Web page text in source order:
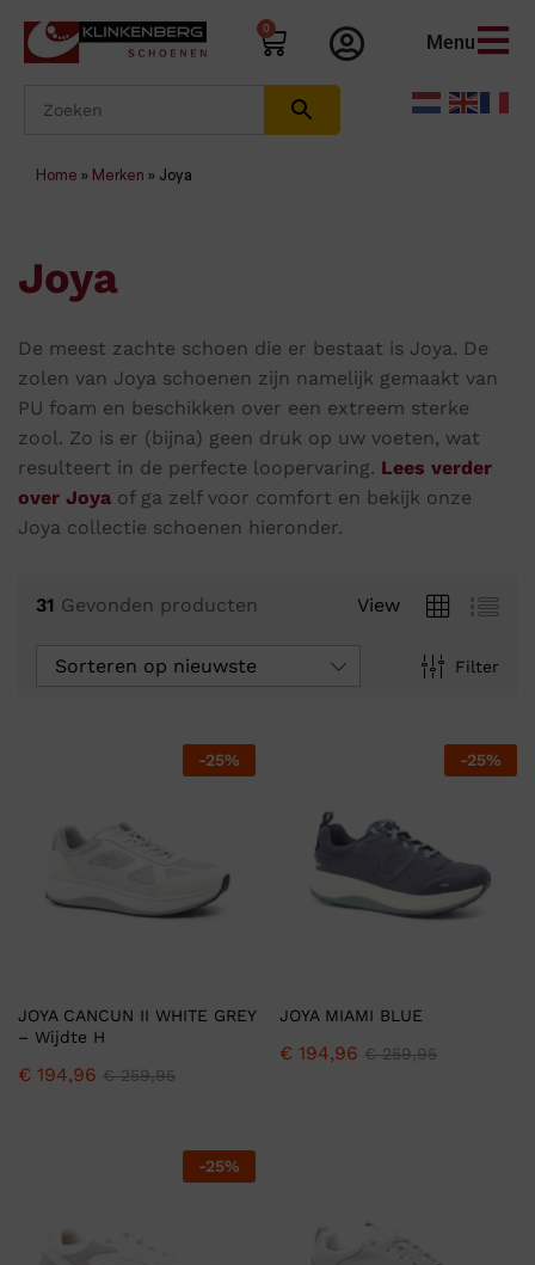
0
Menu
Home » Merken » Joya
Joya
De meest zachte schoen die er bestaat is Joya. De
zolen van Joya schoenen zijn namelijk gemaakt van
PU foam en beschikken over een extreem sterke
zool. Zo is er (bijna) geen druk op uw voeten, wat
resulteert in de perfecte loopervaring. Lees verder
over Joya of ga zelf voor comfort en bekijk onze
Joya collectie schoenen hieronder.
31 Gevonden producten View
Filter
Sorteren op nieuwste
-25%
JOYA CANCUN II WHITE GREY
– Wijdte H
€ 194,96 €259,95
-25%
JOYA MIAMI BLUE
€ 194,96 €259,95
-25%